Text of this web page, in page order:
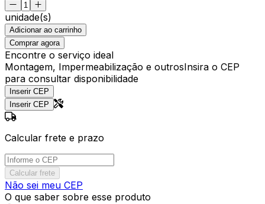
unidade(s)
Adicionar ao carrinho
Comprar agora
Encontre o serviço ideal
Montagem, Impermeabilização e outrosInsira o CEP
para consultar disponibilidade
Inserir CEP
Inserir CEP
Calcular frete e prazo
Calcular frete
Não sei meu CEP
O que saber sobre esse produto